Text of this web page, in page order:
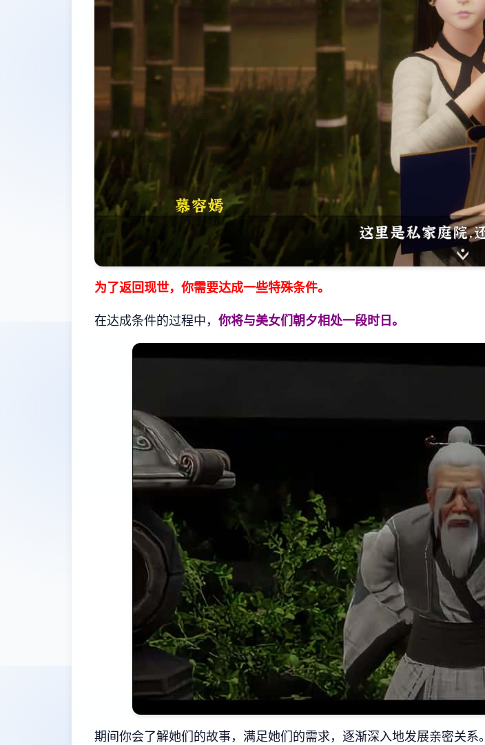
为了返回现世，你需要达成一些特殊条件。
在达成条件的过程中， 你将与美女们朝夕相处一段时日。
期间你会了解她们的故事，满足她们的需求，逐渐深入地发展亲密关系。